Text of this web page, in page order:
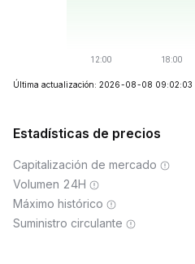
Última actualización: 2026-08-08 09:02:03
Estadísticas de precios
Capitalización de mercado
Volumen 24H
Máximo histórico
Suministro circulante